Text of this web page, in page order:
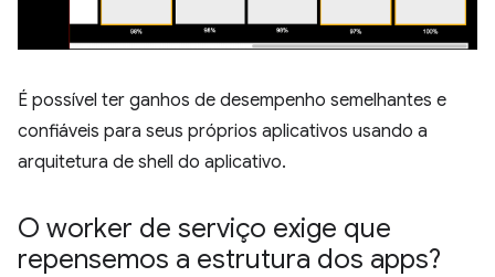
É possível ter ganhos de desempenho semelhantes e
confiáveis para seus próprios aplicativos usando a
arquitetura de shell do aplicativo.
O worker de serviço exige que
repensemos a estrutura dos apps?